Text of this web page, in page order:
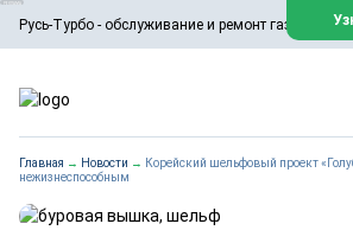
Русь-Турбо - обслуживание и ремонт газовых
ООО «Русь-Турбо» занимается сервисом
турбин, комплексным ремонтом,
техническим обслуживанием
работают на нефтегазовых,
металлургических и других предприятиях.
Реклама. ООО «Русь-Турбо», ИНН
erid: F7NfYUJCUneVdwPs4znf
Перейти на сайт
Главная → Новости → Корейский шельфовый проект
нежизнеспособным